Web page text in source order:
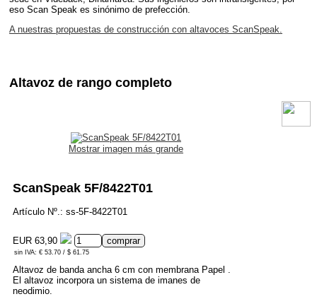
eso Scan Speak es sinónimo de prefección.
A nuestras propuestas de construcción con altavoces ScanSpeak.
Altavoz de rango completo
Mostrar imagen más grande
ScanSpeak 5F/8422T01
Artículo Nº.: ss-5F-8422T01
EUR 63,90
sin IVA: € 53.70 / $ 61.75
Altavoz de banda ancha 6 cm con membrana Papel .
El altavoz incorpora un sistema de imanes de
neodimio.